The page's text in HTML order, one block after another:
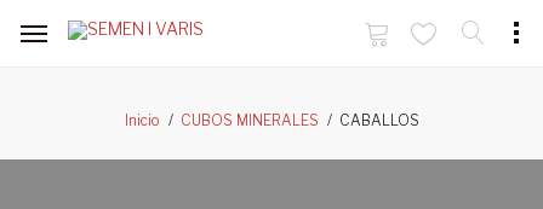
Inicio CUBOS MINERALES CABALLOS